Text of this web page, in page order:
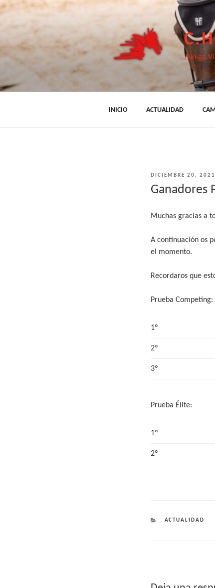
Saltar
al
contenido
Zúñiga
INICIO ACTUALIDAD
PUBLICADO
DICIEMBRE 20, 2021
Ganadores
Muchas gracias a
A continuación os
el momento.
Recordaros que
Prueba Competing:
1º
2º
3º
Prueba Élite:
1º
2º
CATEGORÍAS
ACTUALIDAD